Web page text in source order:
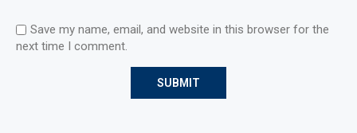
Save my name, email, and website in this browser for the
next time I comment.